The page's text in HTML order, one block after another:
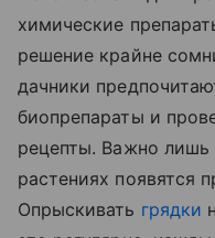
химические
решение крайне
дачники
биопрепараты и
рецепты. Важно лишь
растениях появятся
Опрыскивать грядки